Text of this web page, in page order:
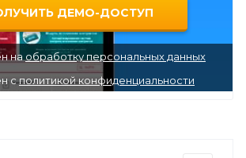
наобработку персональных данных
сполитикой конфиденциальности